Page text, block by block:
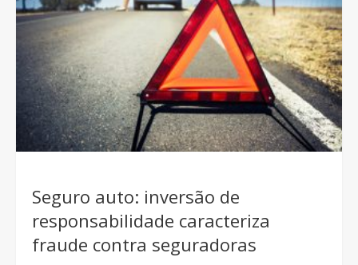
Seguro auto: inversão de
responsabilidade caracteriza
fraude contra seguradoras